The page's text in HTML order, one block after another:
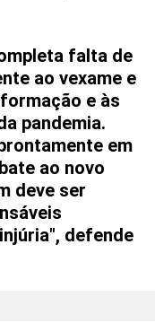
falta de
ao vexame e
e às
pandemia.
em
ao novo
deve ser
defende